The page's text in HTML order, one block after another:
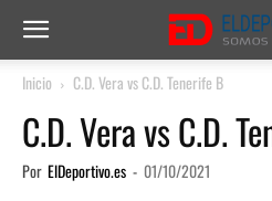
Inicio C.D. Vera vs C.D. Tenerife B
C.D. Vera vs C.D.
Por ElDeportivo.es - 01/10/2021